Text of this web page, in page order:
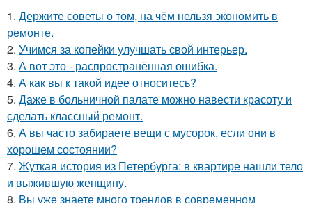
1. Держите советы о том, на чём нельзя экономить в
ремонте.
2. Учимся за копейки улучшать свой интерьер.
3. А вот это - распространённая ошибка.
4. А как вы к такой идее относитесь?
5. Даже в больничной палате можно навести красоту и
сделать классный ремонт.
6. А вы часто забираете вещи с мусорок, если они в
хорошем состоянии?
7. Жуткая история из Петербурга: в квартире нашли тело
и выжившую женщину.
8. Вы уже знаете много трендов в современном